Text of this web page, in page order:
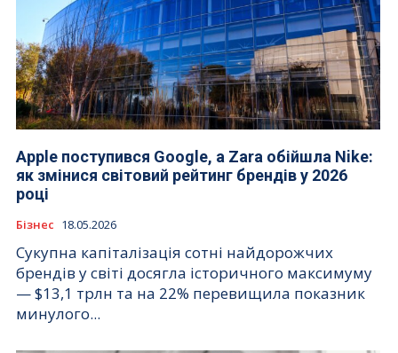
Apple поступився Google, а Zara обійшла Nike:
як змінися світовий рейтинг брендів у 2026
році
Бізнес 18.05.2026
Сукупна капіталізація сотні найдорожчих
брендів у світі досягла історичного максимуму
— $13,1 трлн та на 22% перевищила показник
минулого...